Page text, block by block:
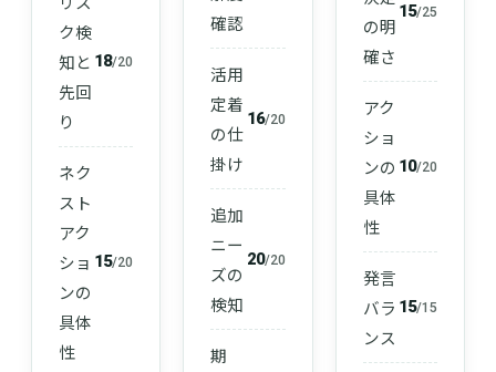
ク検
知と
先回
り
18/20
ネク
スト
アク
ショ
ンの
具体
性
15/20
確認
活用
定着
の仕
掛け
16/20
追加
ニー
ズの
検知
20/20
期
の明
確さ
15/25
アク
ショ
ンの
具体
性
10/20
発言
バラ
ンス
15/15